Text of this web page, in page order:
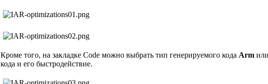
Кроме того, на закладке Code можно выбрать тип генерируемого кода Armили
кода и его быстродействие.